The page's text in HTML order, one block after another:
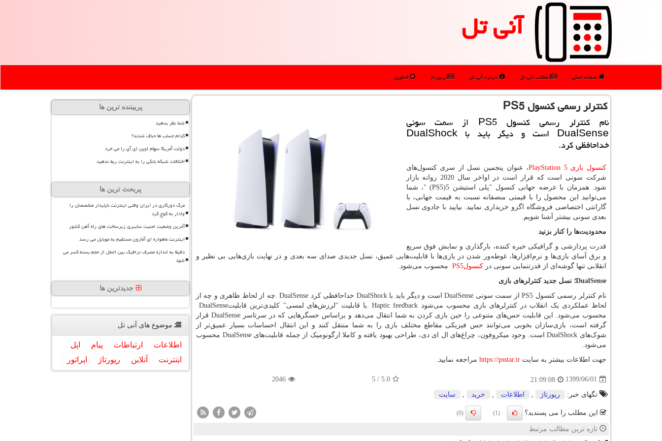
آنی تل
صفحه اصلی مطالب آنی تل درباره آنی تل رپورتاژ فناوری
كنترلر رسمی كنسول PS5
نام كنترلر رسمی كنسول PS5 از سمت سونی
DualSense است و دیگر باید با DualShock
خداحافظی كرد.
کنسول بازیPlayStation 5، عنوان پنجمین نسل از سری کنسول‌های
شرکت سونی است که قرار است در اواخر سال 2020 روانه بازار
شود. همزمان با عرضه جهانی کنسول "پلی استیشن 5
" (PS5)، شما
می‌توانید این محصول را با قیمتی منصفانه نسبت به قیمت جهانی، با
گارانتی اختصاصی فروشگاه اگزو خریداری نمایید. بیایید با جادوی نسل
بعدی سونی بیشتر آشنا شویم.
محدودیت‌ها را کنار بزنید
قدرت پردازشی و گرافیکی خیره کننده، بارگذاری و نمایش فوق سریع
و برق آسای بازی‌ها و نرم‌افزارها، غوطه‌ور شدن در بازی‌ها با قابلیت‌هایی عمیق، نسل جدیدی صدای سه بعدی و در نهایت بازی‌هایی بی نظیر و
انقلابی تنها گوشه‌ای از قدرتنمایی سونی در کنسولPS5 محسوب می‌شود.
DualSense؛ نسل جدید کنترلرهای بازی
نام کنترلر رسمی کنسول PS5 از سمت سونی DualSense است و دیگر باید باDualShock خداحافظی کرد . DualSenseچه از لحاظ ظاهری و چه از
لحاظ عملکردی یک انقلاب در کنترلرهای بازی محسوب می‌شود . Haptic feedbackیا قابلیت "لرزش‌های لمسی" کلیدی‌ترین قابلیتDualSense
محسوب می‌شود. این قابلیت حس‌های متنوعی را حین بازی کردن به شما انتقال می‌دهد و براساس حسگرهایی که در سرتاسر DualSense قرار
گرفته است، بازی‌سازان بخوبی می‌توانند حس فیزیکی مقاطع مختلف بازی را به شما منتقل کنند و این انتقال احساسات بسیار عمیق‌تر از
شوک‌های DualShock است. وجود میکروفون، چراغ‌های ال ای دی، طراحی بهبود یافته و کاملا ارگونومیک از جمله قابلیت‌های DualSense محسوب
می‌شود.
جهت اطلاعات بیشتر به سایت https://psstar.ir مراجعه نمایید.
1399/06/01
21:09:08
5.0
/
5
2046
تگهای خبر: رپورتاژ اطلاعات خرید سایت
این مطلب را می پسندید؟ (1)
(0)
تازه ترین مطالب مرتبط
پربیننده ترین ها
شما نظر بدهید
کدام حساب ها حذف شدند؟
دولت آمریکا سهام اوپن ای آی را می خرد
اختلالات شبکه بانکی را به اینترنت ربط ندهید
پربحث ترین ها
مرگ دورکاری در ایران وقتی اینترنت ناپایدار متخصصان را
وادار به کوچ کرد
آخرین وضعیت امنیت سایبری زیرساخت های راه آهن کشور
اینترنت ماهواره ای آمازون مستقیم به موبایل می رسد
دقیقا به اندازه مصرف ترافیک بین الملل از حجم بسته کسر می
شود
جدیدترین ها
موضوع های آنی تل
اطلاعات ارتباطات پیام
اپل
اینترنت
آنلاین رپورتاژ اپراتور